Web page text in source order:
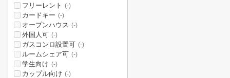
フリーレント (-)
カードキー (-)
オープンハウス (-)
外国人可 (-)
ガスコンロ設置可 (-)
ルームシェア可 (-)
学生向け (-)
カップル向け (-)